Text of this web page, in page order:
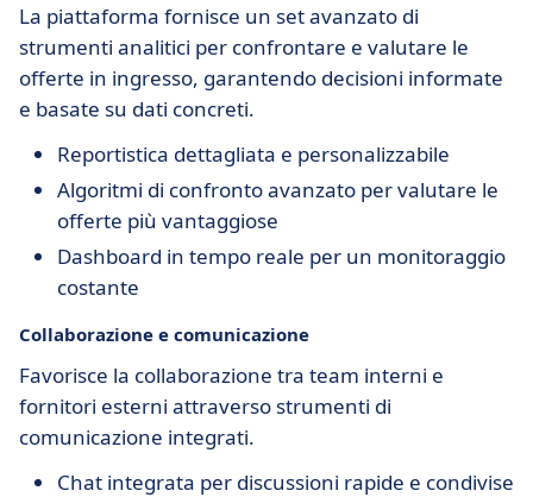
La piattaforma fornisce un set avanzato di
strumenti analitici per confrontare e valutare le
offerte in ingresso, garantendo decisioni informate
e basate su dati concreti.
Reportistica dettagliata e personalizzabile
Algoritmi di confronto avanzato per valutare le
offerte più vantaggiose
Dashboard in tempo reale per un monitoraggio
costante
Collaborazione e comunicazione
Favorisce la collaborazione tra team interni e
fornitori esterni attraverso strumenti di
comunicazione integrati.
Chat integrata per discussioni rapide e condivise